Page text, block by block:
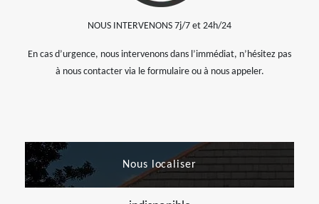
NOUS INTERVENONS 7j/7 et 24h/24
En cas d’urgence, nous intervenons dans l’immédiat, n’hésitez pas
à nous contacter via le formulaire ou à nous appeler.
Nous localiser